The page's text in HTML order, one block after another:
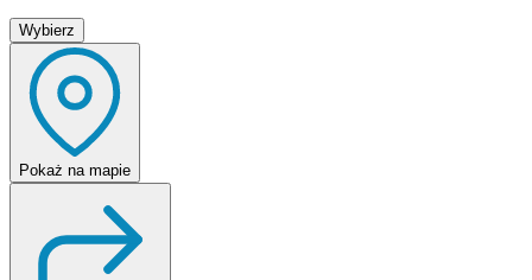
Wybierz
Pokaż na mapie